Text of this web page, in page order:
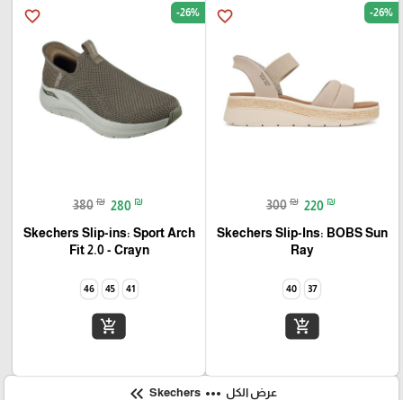
favorite_border -26%
300 ₪ 220 ₪
Skechers Slip-Ins: BOBS Sun
Ray
37
40
add_shopping_cart
favorite_border -26%
380 ₪ 280 ₪
Skechers Slip-ins: Sport Arch
Fit 2.0 - Crayn
41
45
46
add_shopping_cart
عرض الكل more_horiz
keyboard_double_arrow_left